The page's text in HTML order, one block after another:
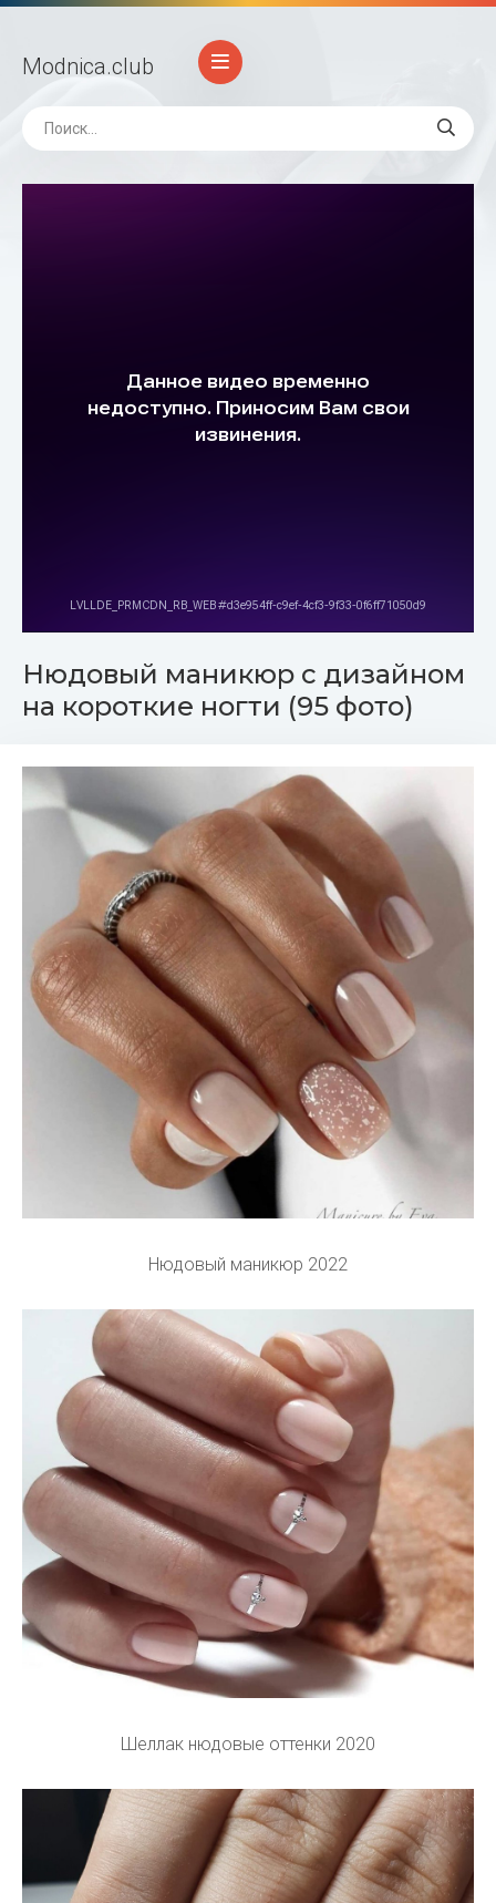
Modnica.club
Нюдовый маникюр с дизайном
на короткие ногти (95 фото)
Нюдовый маникюр 2022
Шеллак нюдовые оттенки 2020